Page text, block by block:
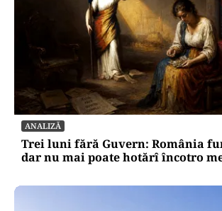
ANALIZĂ
Trei luni fără Guvern: România
dar nu mai poate hotărî încotro